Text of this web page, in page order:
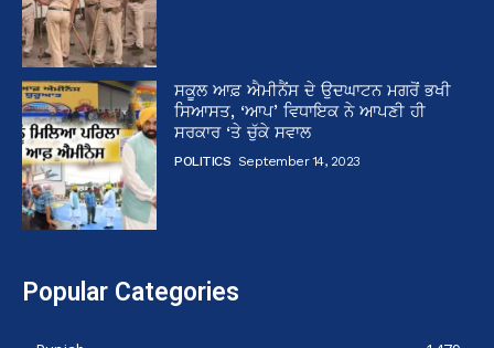
ਸਕੂਲ ਆਫ਼ ਐਮੀਨੈਂਸ ਦੇ ਉਦਘਾਟਨ ਮਗਰੋਂ ਭਖੀ
ਸਿਆਸਤ, ‘ਆਪ’ ਵਿਧਾਇਕ ਨੇ ਆਪਣੀ ਹੀ
ਸਰਕਾਰ ‘ਤੇ ਚੁੱਕੇ ਸਵਾਲ
POLITICS September 14, 2023
Popular Categories